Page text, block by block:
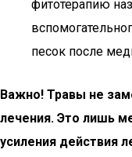
фитотерапию
песок после
Важно! Травы не
лечения. Это лишь
усиления действия